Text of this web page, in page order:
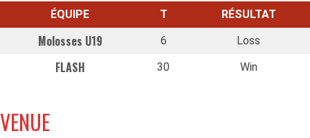
ÉQUIPE T RÉSULTAT
Molosses U19 6 Loss
FLASH 30 Win
VENUE